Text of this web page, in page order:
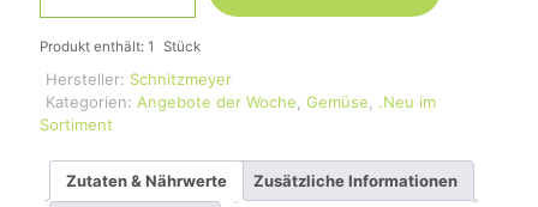
Produkt enthält: 1 Stück
Hersteller: Schnitzmeyer
Kategorien: Angebote der Woche Gemüse
.Neu im
Sortiment
Zutaten & Nährwerte Zusätzliche Informationen